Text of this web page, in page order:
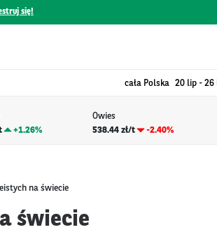
się!
cała Polska 20 lip - 26
+1.26%
Owies
538.44 zł/t
-2.40%
na świecie
świecie